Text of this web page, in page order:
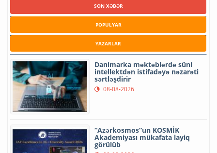
SON XƏBƏR
POPULYAR
YAZARLAR
Danimarka məktəblərdə süni
intellektdən istifadəyə nəzarəti
sərtləşdirir
08-08-2026
“Azərkosmos”un KOSMİK
Akademiyası mükafata layiq
görülüb